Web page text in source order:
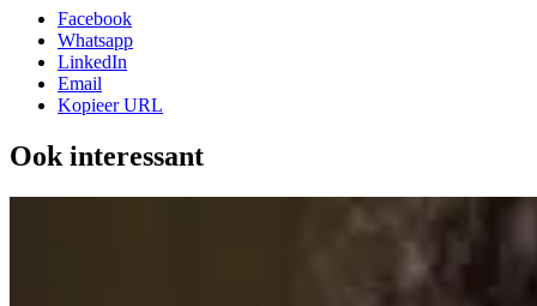
Facebook
Whatsapp
LinkedIn
Email
Kopieer URL
Ook interessant